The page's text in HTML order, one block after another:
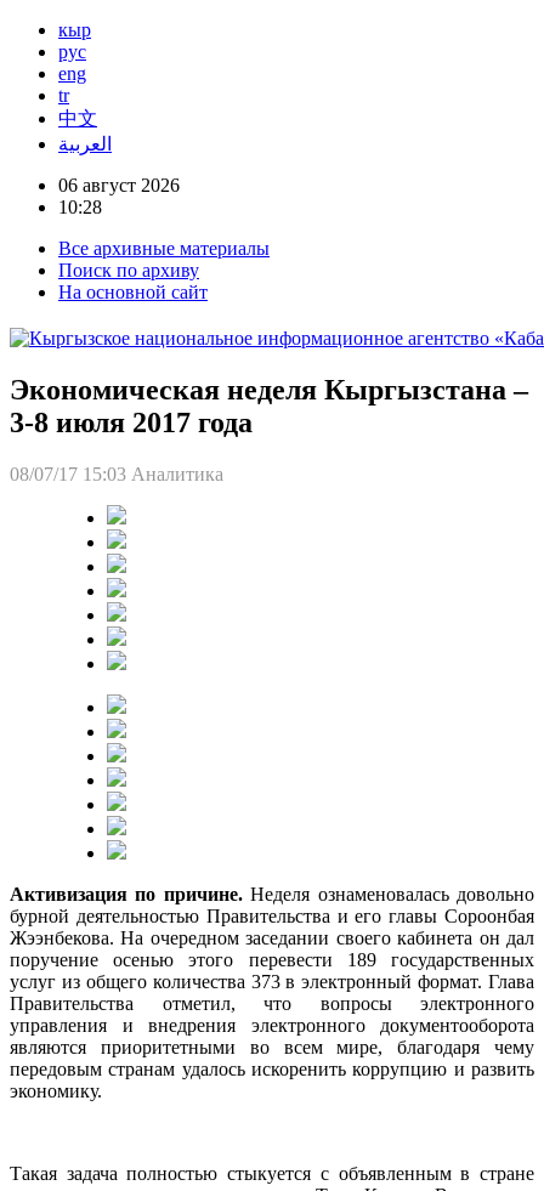
кыр
рус
eng
tr
中文
العربية
06 август 2026
10:28
Все архивные материалы
Поиск по архиву
На основной сайт
Экономическая неделя Кыргызстана –
3-8 июля 2017 года
08/07/17 15:03 Аналитика
Активизация по причине.Неделя ознаменовалась довольно
бурной деятельностью Правительства и его главы Сороонбая
Жээнбекова. На очередном заседании своего кабинета он дал
поручение осенью этого перевести 189 государственных
услуг из общего количества 373 в электронный формат. Глава
Правительства отметил, что вопросы электронного
управления и внедрения электронного документооборота
являются приоритетными во всем мире, благодаря чему
передовым странам удалось искоренить коррупцию и развить
экономику.
Такая задача полностью стыкуется с объявленным в стране